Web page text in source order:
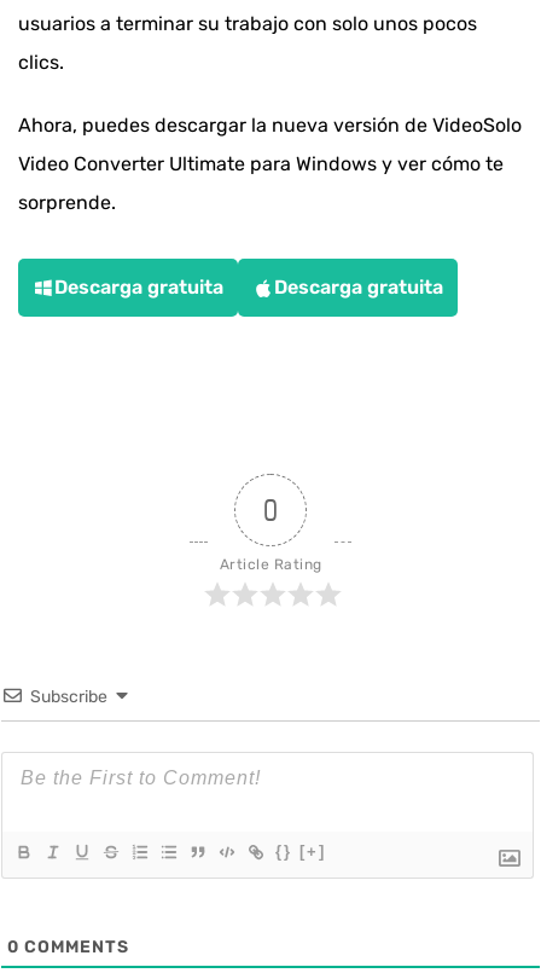
usuarios a terminar su trabajo con solo unos pocos
clics.
Ahora, puedes descargar la nueva versión de VideoSolo
Video Converter Ultimate para Windows y ver cómo te
sorprende.
Descarga gratuita Descarga gratuita
0
Article Rating
Subscribe
{} [+]
0 COMMENTS